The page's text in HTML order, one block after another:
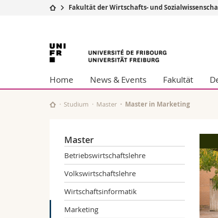
Studium
Campus
Universität
Weiterbildung
Theologische
Philosophische
Fak. für
Math.-Nat. und
Interfakultär
Fakultät der Wirtschafts- und
Universität
Freiburg
Home News & Events Fakultät
Studium Master Master in Marketing
Master
Betriebswirtschaftslehre
Volkswirtschaftslehre
Wirtschaftsinformatik
Marketing